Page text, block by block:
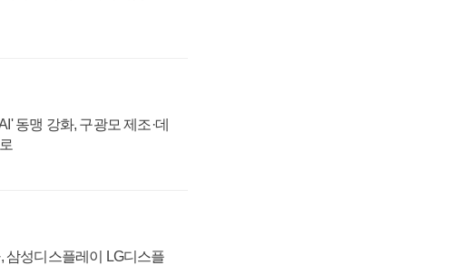
동맹 강화, 구광모 제조·데
삼성디스플레이 LG디스플